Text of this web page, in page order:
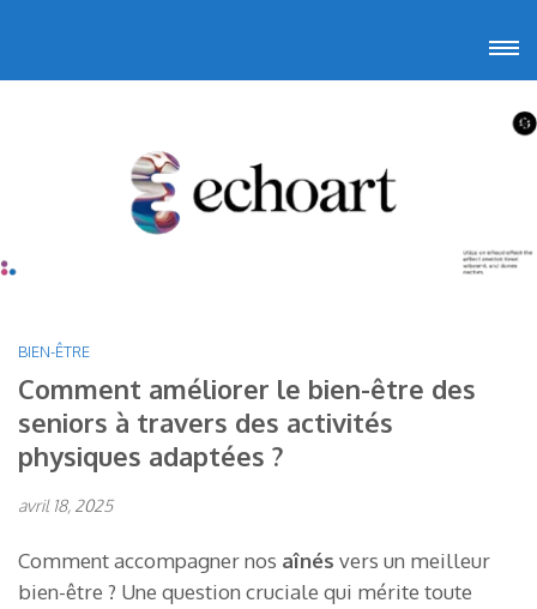
contenu
BIEN-ÊTRE
Comment améliorer le bien-être des
seniors à travers des activités
physiques adaptées ?
avril 18, 2025
Comment accompagner nos aînés vers un meilleur
bien-être ? Une question cruciale qui mérite toute